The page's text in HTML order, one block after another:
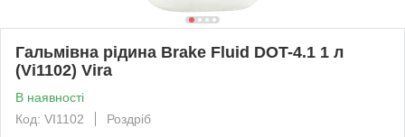
Гальмівна рідина Brake Fluid DOT-4.1 1 л
(Vi1102) Vira
В наявності
Код: VI1102
Роздріб